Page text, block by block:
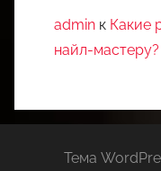
admin к Какие
найл-мастеру?
Тема